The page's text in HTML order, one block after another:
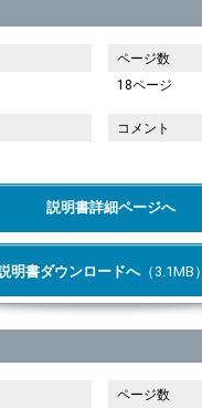
ページ数
18ページ
コメント
説明書詳細ページへ
明書ダウンロードへ（3.1MB）
ページ数